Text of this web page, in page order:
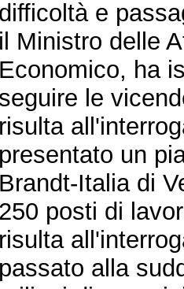
difficoltà e
il Ministro delle
Economico, ha
seguire le
risulta
presentato un
Brandt-Italia di
250 posti di
risulta
passato alla